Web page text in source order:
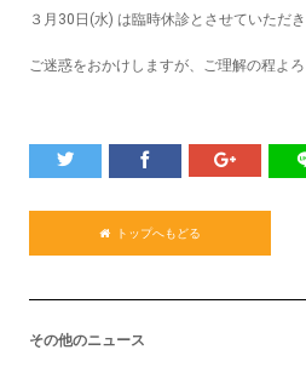
３月30日(水) は臨時休診とさせていただき
ご迷惑をおかけしますが、ご理解の程よ
トップへもどる
その他のニュース